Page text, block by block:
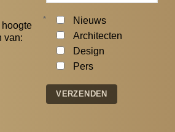
hoogte
van:
*
Nieuws
Architecten
Design
Pers